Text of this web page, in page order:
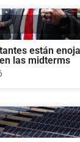
están
las midterms